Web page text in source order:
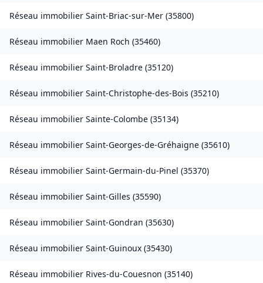
Réseau immobilier Saint-Briac-sur-Mer (35800)
Réseau immobilier Maen Roch (35460)
Réseau immobilier Saint-Broladre (35120)
Réseau immobilier Saint-Christophe-des-Bois (35210)
Réseau immobilier Sainte-Colombe (35134)
Réseau immobilier Saint-Georges-de-Gréhaigne (35610)
Réseau immobilier Saint-Germain-du-Pinel (35370)
Réseau immobilier Saint-Gilles (35590)
Réseau immobilier Saint-Gondran (35630)
Réseau immobilier Saint-Guinoux (35430)
Réseau immobilier Rives-du-Couesnon (35140)